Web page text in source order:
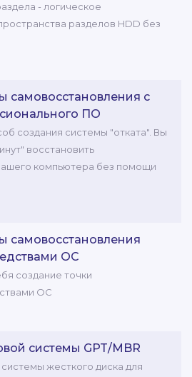
- логическое
разделов HDD без
самовосстановления с
ПО
создания системы "отката". Вы
восстановить
компьютера без помощи
самовосстановления
ОС
создание точки
ОС
системы GPT/MBR
жесткого диска для